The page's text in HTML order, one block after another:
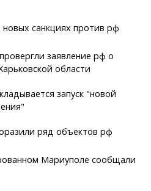
санкциях против рф
заявление рф о
области
запуск "новой
ряд объектов рф
Мариуполе сообщали